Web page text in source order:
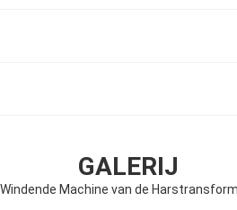
GALERIJ
Windende Machine van de